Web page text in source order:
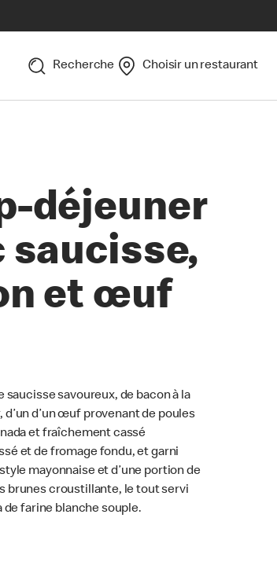
Recherche Choisir un restaurant
déjeuner
saucisse,
et œuf
saucisse savoureux, de bacon à la
d’un d’un œuf provenant de poules
et fraîchement cassé
et de fromage fondu, et garni
mayonnaise et d’une portion de
brunes croustillante, le tout servi
de farine blanche souple.